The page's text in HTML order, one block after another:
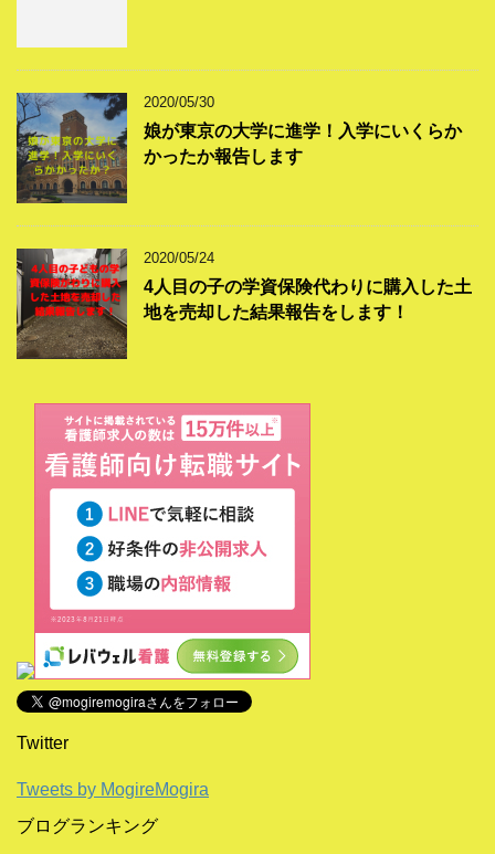
2020/05/30
娘が東京の大学に進学！入学にいくらか
かったか報告します
2020/05/24
4人目の子の学資保険代わりに購入した土
地を売却した結果報告をします！
Twitter
Tweets by MogireMogira
ブログランキング